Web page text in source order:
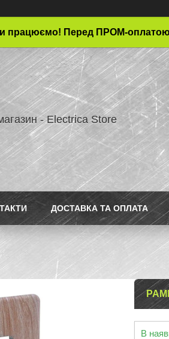
працюємо! Перед ПРОМ-оплатою
- Electrica Store
ДОСТАВКА ТА ОПЛАТА
В